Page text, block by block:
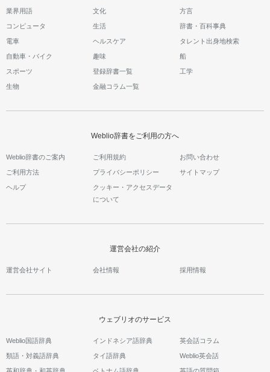
業界用語 文化 方言
コンピュータ 生活 辞書・百科事典
電車 ヘルスケア タレント出身地検索
自動車・バイク 趣味 船
スポーツ 登録辞書一覧 工学
生物 金融コラム一覧
Weblio辞書をご利用の方へ
Weblio辞書のご案内 ご利用規約 お問い合わせ
ご利用方法 プライバシーポリシー サイトマップ
ヘルプ
クッキー・アクセスデータ
について
運営会社の紹介
運営会社サイト 会社情報 採用情報
ウェブリオのサービス
Weblio国語辞典
類語・対義語辞典
英和辞典・和英辞典
インドネシア語辞典
タイ語辞典
ベトナム語辞典
英会話コラム
Weblio英会話
英語の質問箱